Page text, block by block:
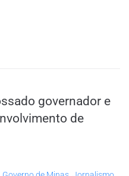
governador e
de